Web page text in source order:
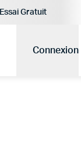
Essai Gratuit
Connexion